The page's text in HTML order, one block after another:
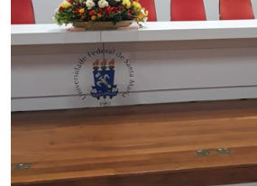
Secretaria de Governo
Gabinete de Segurança Institucional
Advocacia-Geral da União
Banco Central do Brasil